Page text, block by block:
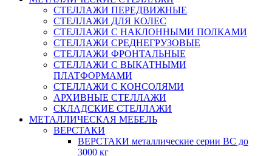
СТЕЛЛАЖИ ПЕРЕДВИЖНЫЕ
СТЕЛЛАЖИ ДЛЯ КОЛЕС
СТЕЛЛАЖИ С НАКЛОННЫМИ ПОЛКАМИ
СТЕЛЛАЖИ СРЕДНЕГРУЗОВЫЕ
СТЕЛЛАЖИ ФРОНТАЛЬНЫЕ
СТЕЛЛАЖИ С ВЫКАТНЫМИ
ПЛАТФОРМАМИ
СТЕЛЛАЖИ С КОНСОЛЯМИ
АРХИВНЫЕ СТЕЛЛАЖИ
СКЛАДСКИЕ СТЕЛЛАЖИ
МЕТАЛЛИЧЕСКАЯ МЕБЕЛЬ
ВЕРСТАКИ
ВЕРСТАКИ металлические серии ВС до
3000 кг